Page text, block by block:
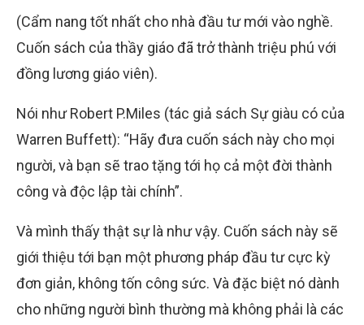
(Cẩm nang tốt nhất cho nhà đầu tư mới vào nghề.
Cuốn sách của thầy giáo đã trở thành triệu phú với
đồng lương giáo viên).
Nói như Robert P.Miles (tác giả sách Sự giàu có của
Warren Buffett): “Hãy đưa cuốn sách này cho mọi
người, và bạn sẽ trao tặng tới họ cả một đời thành
công và độc lập tài chính”.
Và mình thấy thật sự là như vậy. Cuốn sách này sẽ
giới thiệu tới bạn một phương pháp đầu tư cực kỳ
đơn giản, không tốn công sức. Và đặc biệt nó dành
cho những người bình thường mà không phải là các